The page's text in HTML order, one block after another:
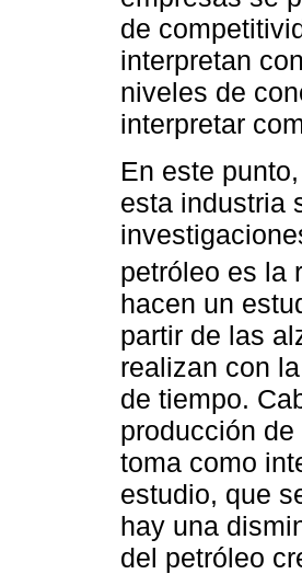
de
interpretan
niveles de
interpretar
En este
esta industria
petróleo es la
hacen un
partir de las
realizan con
de tiempo.
producción
toma como
estudio, que
hay una
del petróleo